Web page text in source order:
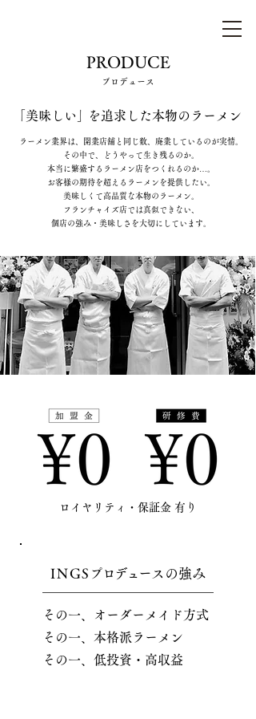
PRODUCE
プロデュース
「美味しい を追求した本物のラーメン
ラーメン業界は、開業店舗と同じ数、廃業しているのが実情。
その中で、どうやって生き残るのか。
本当に繁盛するラーメン店をつくれるのか…。
お客様の期待を超えるラーメンを提供したい。
美味しくて高品質な本物のラーメン。
フランチャイズ店では真似できない、
個店の強み・美味しさを大切にしています。
ロイヤリティ・保証金 有り
INGS プロデュー スの強み
その一、オーダーメイド方式
その一、本格派ラーメン
​その一、低投資・高収益